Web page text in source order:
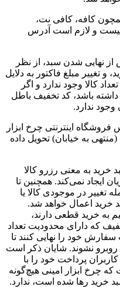
کافه، کافی نت،
نیست و لازم است آدرس
نهایی شدن سبد، از نظر
و تغییر مبلغ فاکتور به دلایل
کالا وجود ندارد و اگر
باشد، کد تخفیف باطل
ندارد.
اینترنتی چرخ ابزار
به خیابان) تحویل داده
خرید به معنی رزرو کالا
ایجاد نمی‌کند. همچنین تا
تغییر در موجودی کالا یا
خرید اعمال خواهد شد.
به خرید قطعی دارند،
که دارای محدودیت تعداد
خود را نهایی کنند تا
روبرو نشوند. شایان ذکر است
پرداخت خود را با
که چرخ ابزار امینی هیچ‌گونه
خرید رها شده است، ندارد.